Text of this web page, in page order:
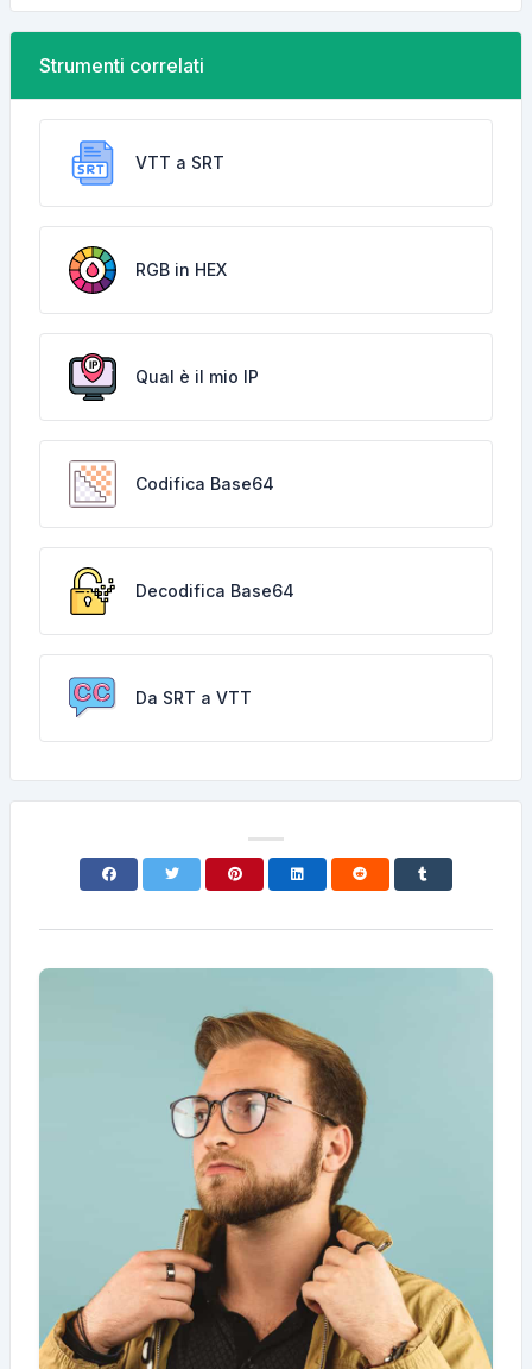
Strumenti correlati
VTT a SRT
RGB in HEX
Qual è il mio IP
Codifica Base64
Decodifica Base64
Da SRT a VTT